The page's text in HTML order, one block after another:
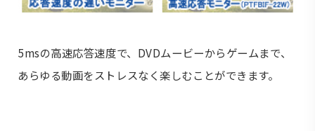
5msの高速応答速度で、DVDムービーからゲームまで、
あらゆる動画をストレスなく楽しむことができます。